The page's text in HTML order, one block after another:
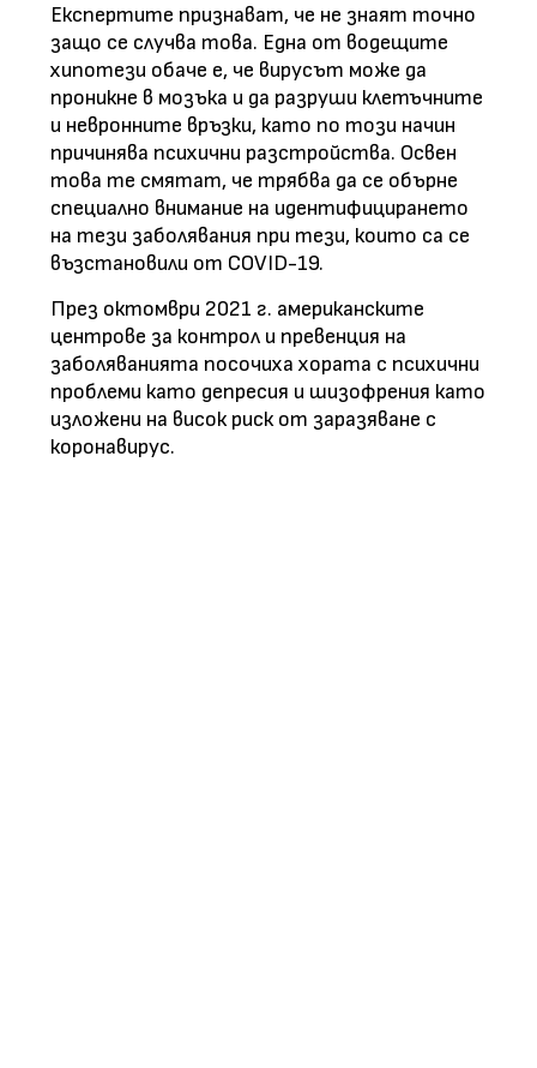
Експертите признават, че не знаят точно
защо се случва това. Една от водещите
хипотези обаче е, че вирусът може да
проникне в мозъка и да разруши клетъчните
и невронните връзки, като по този начин
причинява психични разстройства. Освен
това те смятат, че трябва да се обърне
специално внимание на идентифицирането
на тези заболявания при тези, които са се
възстановили от COVID-19.
През октомври 2021 г. американските
центрове за контрол и превенция на
заболяванията посочиха хората с психични
проблеми като депресия и шизофрения като
изложени на висок риск от заразяване с
коронавирус.